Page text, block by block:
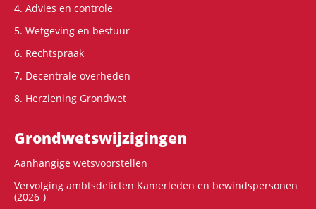
4. Advies en controle
5. Wetgeving en bestuur
6. Rechtspraak
7. Decentrale overheden
8. Herziening Grondwet
Grondwets­wijzigingen
Aanhangige wetsvoorstellen
Vervolging ambtsdelicten Kamerleden en bewindspersonen
(2026-)